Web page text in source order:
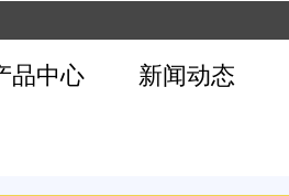
品中心 新闻动态